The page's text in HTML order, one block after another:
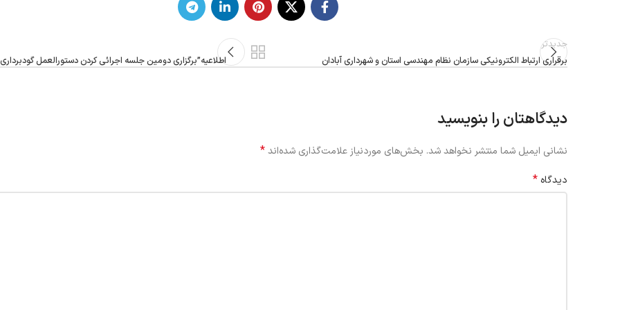
جدیدتر
برقراری ارتباط الکترونیکی سازمان نظام مهندسی استان و شهرداری آبادان
اطلاعیه”برگزاری دومین جلسه اجرائی کردن دستورالعمل
دیدگاهتان را بنویسید
نشانی ایمیل شما منتشر نخواهد شد. بخش‌های موردنیاز علامت‌گذاری شده‌اند*
دیدگاه *